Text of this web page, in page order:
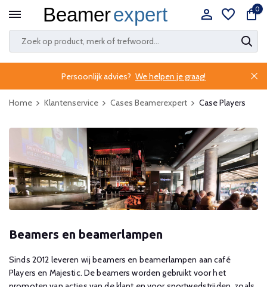
0
Persoonlijk advies? We helpen je graag!
Home Klantenservice Cases Beamerexpert Case Players
Beamers en beamerlampen
Sinds 2012 leveren wij beamers en beamerlampen aan café
Players en Majestic. De beamers worden gebruikt voor het